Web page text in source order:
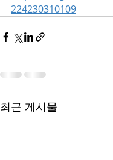
224230310109
최근 게시물